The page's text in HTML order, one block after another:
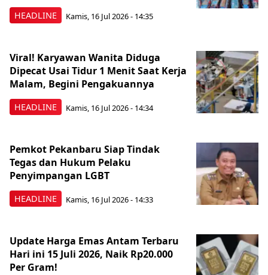
HEADLINE Kamis, 16 Jul 2026 - 14:35
HEADLINE
Viral! Karyawan Wanita Diduga
Dipecat Usai Tidur 1 Menit Saat Kerja
Malam, Begini Pengakuannya
Kamis, 16 Jul 2026 - 14:34
HEADLINE
Pemkot Pekanbaru Siap Tindak
Tegas dan Hukum Pelaku
Penyimpangan LGBT
Kamis, 16 Jul 2026 - 14:33
Update Harga Emas Antam Terbaru
Hari ini 15 Juli 2026, Naik Rp20.000
Per Gram!